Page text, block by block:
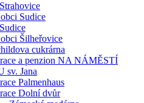
Sudice
Šilheřovice
cukrárna
a penzion NA NÁMĚSTÍ
sv. Jana
Palmenhaus
Dolní dvůr